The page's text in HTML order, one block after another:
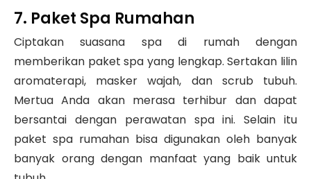
7. Paket Spa Rumahan
Ciptakan suasana spa di rumah dengan
memberikan paket spa yang lengkap. Sertakan lilin
aromaterapi, masker wajah, dan scrub tubuh.
Mertua Anda akan merasa terhibur dan dapat
bersantai dengan perawatan spa ini. Selain itu
paket spa rumahan bisa digunakan oleh banyak
banyak orang dengan manfaat yang baik untuk